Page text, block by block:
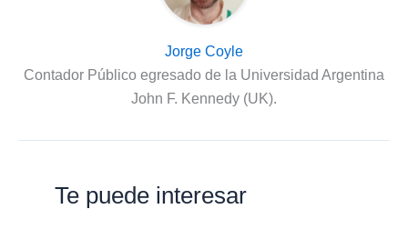
Jorge Coyle
Contador Público egresado de la Universidad Argentina
John F. Kennedy (UK).
Te puede interesar